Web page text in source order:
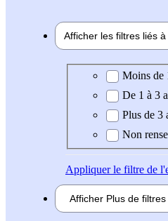
Afficher les filtres liés à
ExpérienceMoins de
De 1 à 3
Plus de 3
Non
Appliquerle filtre de
Afficher Plus de filtres